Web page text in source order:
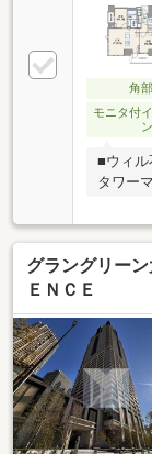
角
モニタ付
ン
■ウィル
タワー
グラングリー
ＥＮＣＥ